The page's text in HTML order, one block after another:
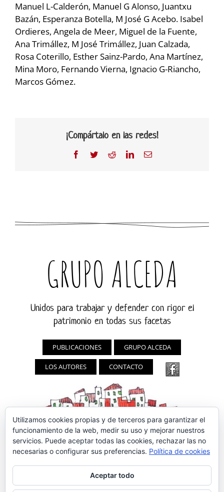
Manuel L-Calderón, Manuel G Alonso, Juantxu
Bazán, Esperanza Botella, M José G Acebo. Isabel
Ordieres, Angela de Meer, Miguel de la Fuente,
Ana Trimállez, M José Trimállez, Juan Calzada,
Rosa Coterillo, Esther Sainz-Pardo, Ana Martínez,
Mina Moro, Fernando Vierna, Ignacio G-Riancho,
Marcos Gómez.
¡Compártalo en las redes!
Facebook
TwitterRedditLinkedInCorreo
GRUPO ALCEDA
Unidos para trabajar y defender con rigor el
patrimonio en todas sus facetas
PUBLICACIONES GRUPO ALCEDA
LOS AUTORES CONTACTO
Utilizamos cookies propias y de terceros para garantizar el
funcionamiento de la web, medir su uso y mejorar nuestros
servicios. Puede aceptar todas las cookies, rechazar las no
necesarias o configurar sus preferencias. Política de cookies
Aceptar todo